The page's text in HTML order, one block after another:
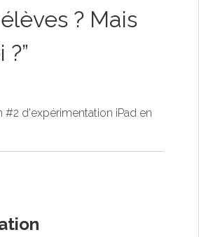
? Mais
?”
#2 d'expérimentation iPad en